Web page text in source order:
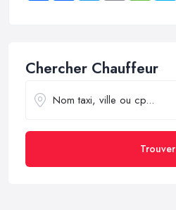
Chercher Chauffeur
Trouver